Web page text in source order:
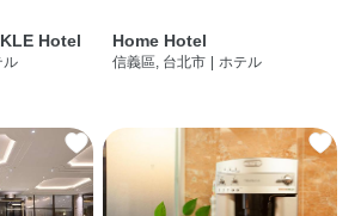
Hotel
ル
Home Hotel
信義區, 台北市 ホテル